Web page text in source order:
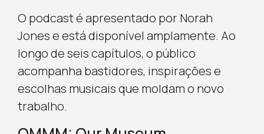
O podcast é apresentado por Norah
Jones e está disponível amplamente. Ao
longo de seis capítulos, o público
acompanha bastidores, inspirações e
escolhas musicais que moldam o novo
trabalho.